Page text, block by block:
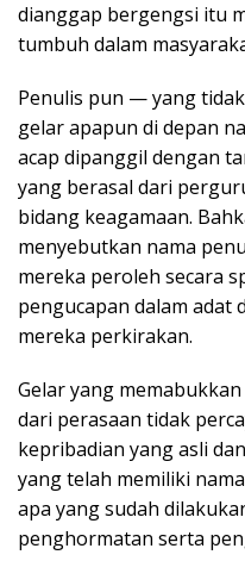
dianggap bergengsi itu
tumbuh dalam
Penulis pun — yang
gelar apapun di depan
acap dipanggil dengan
yang berasal dari
bidang keagamaan.
menyebutkan nama
mereka peroleh secara
pengucapan dalam adat
mereka perkirakan.
Gelar yang
dari perasaan tidak
kepribadian yang asli
yang telah memiliki
apa yang sudah
penghormatan serta